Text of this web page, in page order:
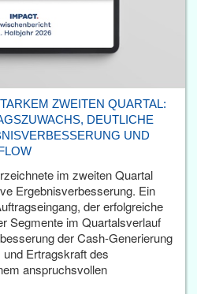
ZWEITEN QUARTAL:
DEUTLICHE
UND
im zweiten Quartal
Ergebnisverbesserung. Ein
der erfolgreiche
Segmente im Quartalsverlauf
der Cash-Generierung
Ertragskraft des
anspruchsvollen